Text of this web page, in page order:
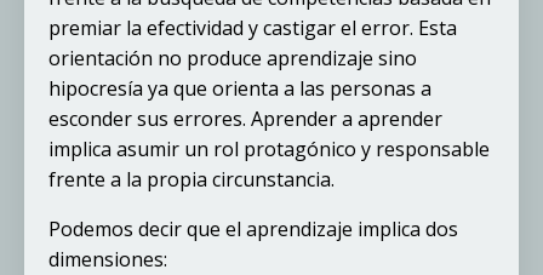
premiar la efectividad y castigar el error. Esta
orientación no produce aprendizaje sino
hipocresía ya que orienta a las personas a
esconder sus errores. Aprender a aprender
implica asumir un rol protagónico y responsable
frente a la propia circunstancia.
Podemos decir que el aprendizaje implica dos
dimensiones: